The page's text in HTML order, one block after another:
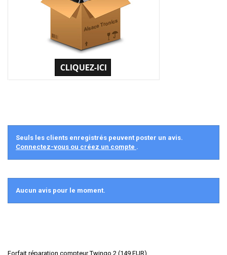
Seuls les clients enregistrés peuvent poster un avis.
Connectez-vous ou créez un compte .
Aucun avis pour le moment.
Forfait réparation compteur Twingo 2 (149 EUR)